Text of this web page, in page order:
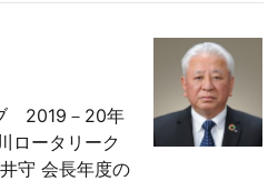
2019－20年
ロータリーク
守 会長年度の